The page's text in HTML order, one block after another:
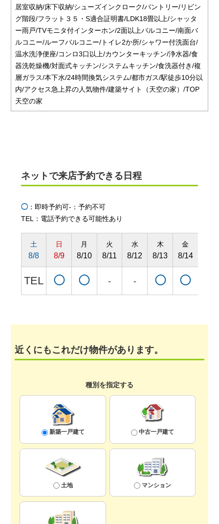
居室収納/床下収納/シューズインクローク/パントリー/リビン
グ階段/フラット３５・S適合証明書/LDK18畳以上/シャッタ
ー雨戸/TVモニタ付インターホン/2面以上バルコニー/南面バ
ルコニー/ルーフバルコニー/トイレ2か所/シャワー付洗面台/
温水洗浄便座/コンロ3口以上/カウンターキッチン/浄水器/食
器洗乾燥機/対面式キッチン/システムキッチン/食洗器付き/複
層ガラス/本下水/24時間換気システム/都市ガス/駅徒歩10分以
内/アクセス急上昇の人気物件/建築サイト（天空の家）/TOP
天空の家
ネットで来店予約できる日程
◯：即時予約可-：予約不可
TEL：電話予約できる可能性あり
土
8/8
TEL
日
8/9
◯
月
8/10
◯
火
8/11
-
水
8/12
-
木
8/13
◯
金
8/14
◯
近くにもこれだけ物件があります。
種別を指定する
新築一戸建て 中古一戸建て
土地 マンション